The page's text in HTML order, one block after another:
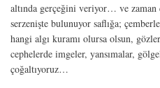
altında gerçeğini veriyor… ve
serzenişte bulunuyor saflığa;
hangi algı kuramı olursa olsun,
cephelerde imgeler, yansımalar,
çoğaltıyoruz…